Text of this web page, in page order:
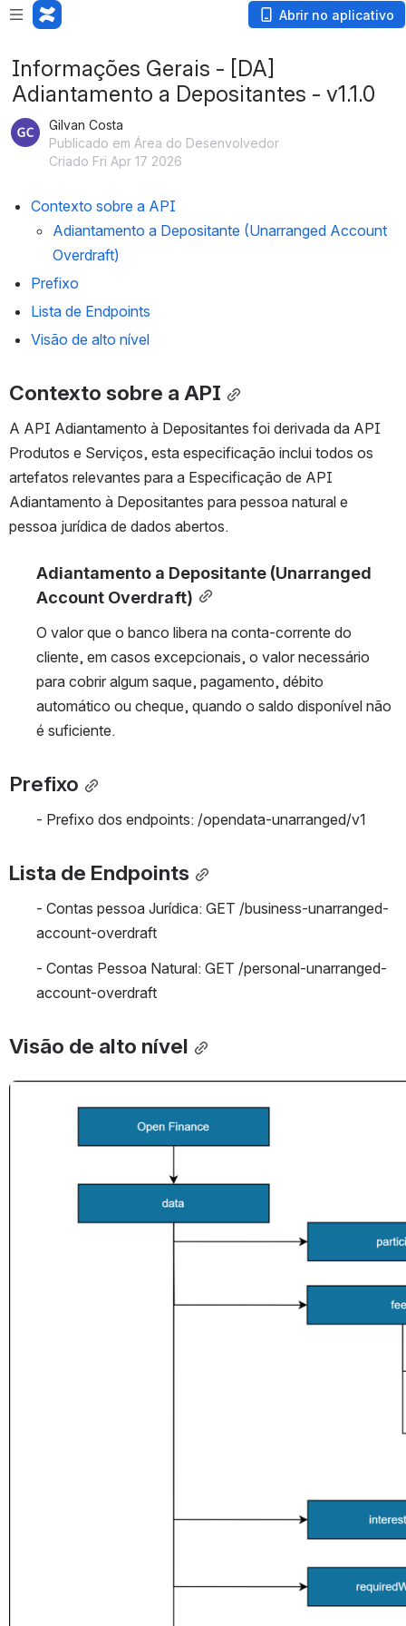
Abrir no aplicativo
Informações Gerais - [DA]
Adiantamento a Depositantes - v1.1.0
Gilvan Costa
Publicado em Área do Desenvolvedor
Criado Fri Apr 17 2026
Contexto sobre a API
Adiantamento a Depositante (Unarranged Account
Overdraft)
Prefixo
Lista de Endpoints
Visão de alto nível
Contexto sobre a API
A API Adiantamento à Depositantes foi derivada da API
Produtos e Serviços, esta especificação inclui todos os
artefatos relevantes para a Especificação de API
Adiantamento à Depositantes para pessoa natural e
pessoa jurídica de dados abertos.
Adiantamento a Depositante (Unarranged
Account Overdraft)
O valor que o banco libera na conta-corrente do
cliente, em casos excepcionais, o valor necessário
para cobrir algum saque, pagamento, débito
automático ou cheque, quando o saldo disponível não
é suficiente.
Prefixo
- Prefixo dos endpoints: /opendata-unarranged/v1
Lista de Endpoints
- Contas pessoa Jurídica: GET /business-unarranged-
account-overdraft
- Contas Pessoa Natural: GET /personal-unarranged-
account-overdraft
Visão de alto nível